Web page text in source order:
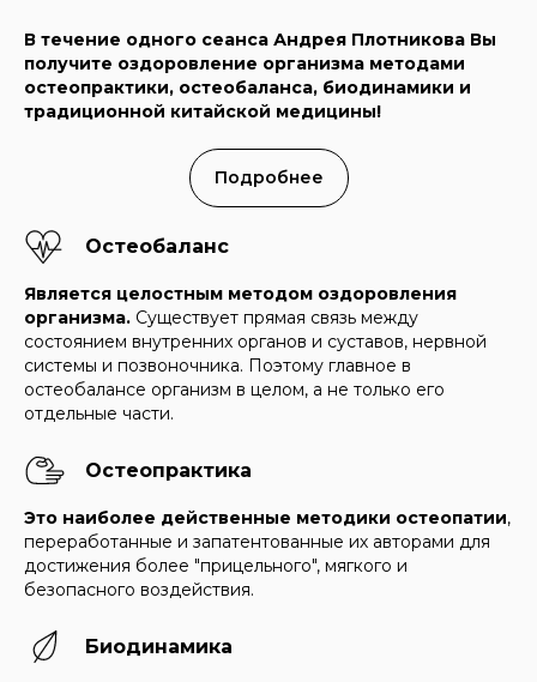
В течение одного сеанса Андрея Плотникова Вы
получите оздоровление организма методами
остеопрактики, остеобаланса, биодинамики и
традиционной китайской медицины!
Подробнее
Остеобаланс
Является целостным методом оздоровления
организма. Существует прямая связь между
состоянием внутренних органов и суставов, нервной
системы и позвоночника. Поэтому главное в
остеобалансе организм в целом, а не только его
отдельные части.
Остеопрактика
Это наиболее действенные методики остеопатии,
переработанные и запатентованные их авторами для
достижения более "прицельного", мягкого и
безопасного воздействия.
Биодинамика